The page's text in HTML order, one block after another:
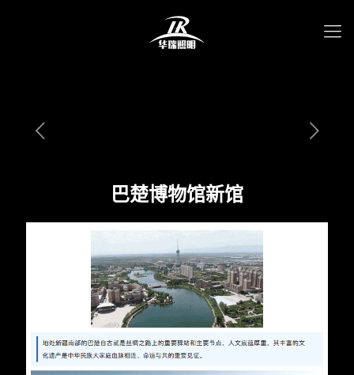
巴楚博物馆新馆